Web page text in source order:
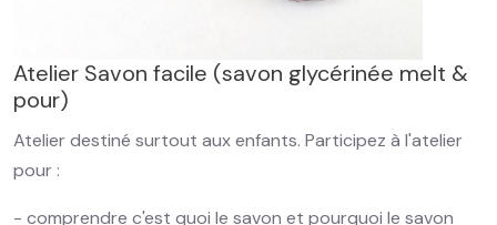
Atelier Savon facile (savon glycérinée melt &
pour)
Atelier destiné surtout aux enfants. Participez à l'atelier
pour :
- comprendre c'est quoi le savon et pourquoi le savon